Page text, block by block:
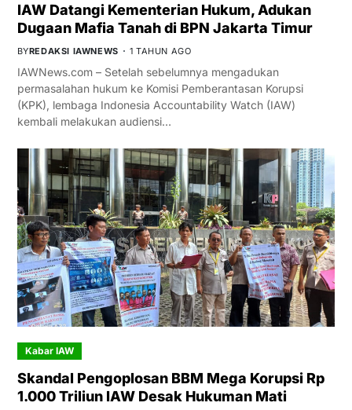
IAW Datangi Kementerian Hukum, Adukan
Dugaan Mafia Tanah di BPN Jakarta Timur
BYREDAKSI IAWNEWS 1 TAHUN AGO
IAWNews.com – Setelah sebelumnya mengadukan
permasalahan hukum ke Komisi Pemberantasan Korupsi
(KPK), lembaga Indonesia Accountability Watch (IAW)
kembali melakukan audiensi…
Kabar IAW
Skandal Pengoplosan BBM Mega Korupsi Rp
1.000 Triliun IAW Desak Hukuman Mati